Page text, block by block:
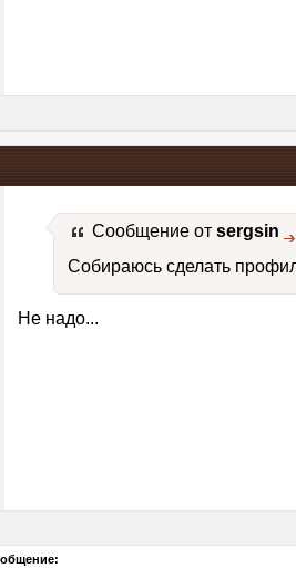
Сообщение от sergsin
Собираюсь сделать
Не надо...